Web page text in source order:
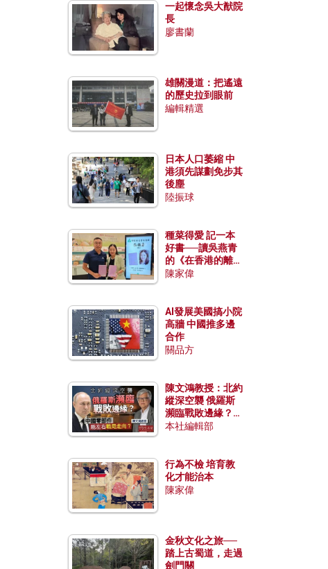
一起懷念吳大猷院
長
廖書蘭
雄關漫道：把遙遠
的歷史拉到眼前
編輯精選
日本人口萎縮 中
港須先謀劃免步其
後塵
陸振球
種菜得愛 記一本
好書──讀吳燕青
的《在香港的離島
種菜》
陳家偉
AI發展美國搞小院
高牆 中國推多邊
合作
關品方
陳文鴻教授：北約
縱深空襲 俄羅斯
瀕臨戰敗邊緣？中
國零部件能左右戰
本社編輯部
行為不檢 培育教
化才能治本
陳家偉
金秋文化之旅──
踏上古蜀道，走過
劍門關